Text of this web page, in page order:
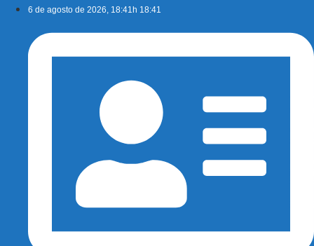
conteúdo
6 de agosto de 2026, 18:41h 18:41